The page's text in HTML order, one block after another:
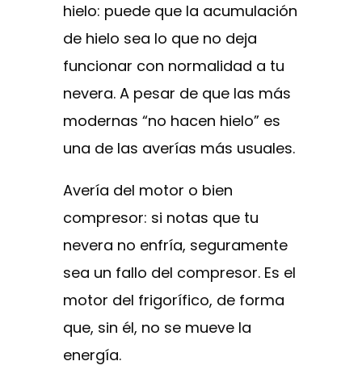
hielo: puede que la acumulación
de hielo sea lo que no deja
funcionar con normalidad a tu
nevera. A pesar de que las más
modernas “no hacen hielo” es
una de las averías más usuales.
Avería del motor o bien
compresor: si notas que tu
nevera no enfría, seguramente
sea un fallo del compresor. Es el
motor del frigorífico, de forma
que, sin él, no se mueve la
energía.